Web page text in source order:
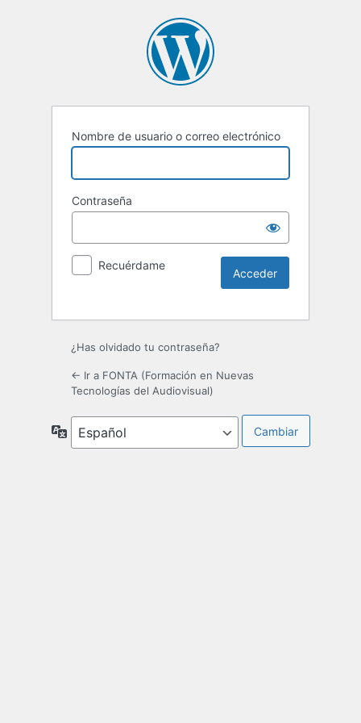
Nombre de usuario o correo electrónico
Contraseña
Recuérdame
¿Has olvidado tu contraseña?
← Ir a FONTA (Formación en Nuevas
Tecnologías del Audiovisual)
Idioma